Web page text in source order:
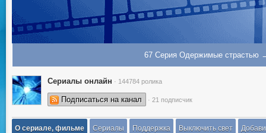
67 Серия Одержимые страстью
Сериалы онлайн · 144784 ролика
Подписаться на канал · 21 подписчик
О сериале, фильме Сериалы Поддержка Выключить свет